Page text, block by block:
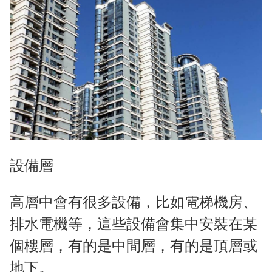
設備層
高層中會有很多設備，比如電梯機房、
排水電機等，這些設備會集中安裝在某
個樓層，有的是中間層，有的是頂層或
地下。